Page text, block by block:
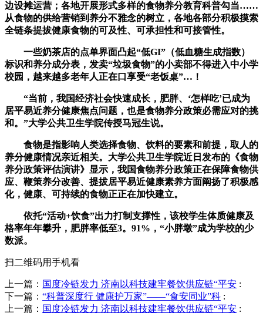
边设摊运营；各地开展形式多样的食物养分教育科普勾当……
从食物的供给营销到养分不雅念的树立，各地各部分积极摸索
全链条提拔健康食物的可及性、可承担性和可接管性。
一些奶茶店的点单界面凸起“低GI”（低血糖生成指数）
标识和养分成分表，发卖“垃圾食物”的小卖部不得进入中小学
校园，越来越多老年人正在口享受“老饭桌”…！
“当前，我国经济社会快速成长，肥胖、‘怎样吃’已成为
居平易近养分健康焦点问题，也是食物养分政策必需应对的挑
和。”大学公共卫生学院传授马冠生说。
食物是指影响人类选择食物、饮料的要素和前提，取人的
养分健康情况亲近相关。大学公共卫生学院近日发布的《食物
养分政策评估演讲》显示，我国食物养分政策正在保障食物供
应、鞭策养分改善、提拔居平易近健康素养方面阐扬了积极感
化，健康、可持续的食物正正在加快建立。
依托“活动+饮食”出力打制支撑性，该校学生体质健康及
格率年年攀升，肥胖率低至3。91%，“小胖墩”成为学校的少
数派。
扫二维码用手机看
上一篇： 国度冷链发力 济南以科技建牢餐饮供应链“平安 :
下一篇： “科普深度行 健康护万家”——“食安同业”科 :
上一篇： 国度冷链发力 济南以科技建牢餐饮供应链“平安 :